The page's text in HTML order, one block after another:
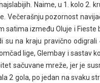
Naime, u 1. kolo 2.
Večerašnju pozornost
satima između Oluje i
su na kraju pravično
lige, Glembay i sastav
sačuvane mreže, jer je
2 gola, po jedan na svaku